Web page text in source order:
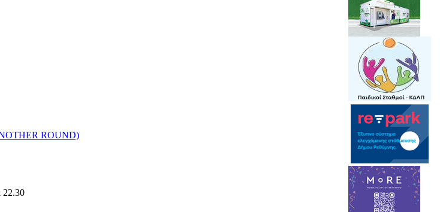
ROUND)
22.30